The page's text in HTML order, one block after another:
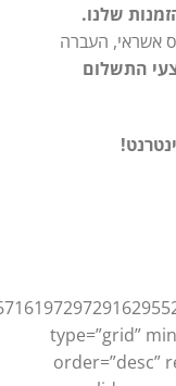
שלנו.
בכרטיס אשראי, העברה
התשלום
type=”grid”
order=”desc”